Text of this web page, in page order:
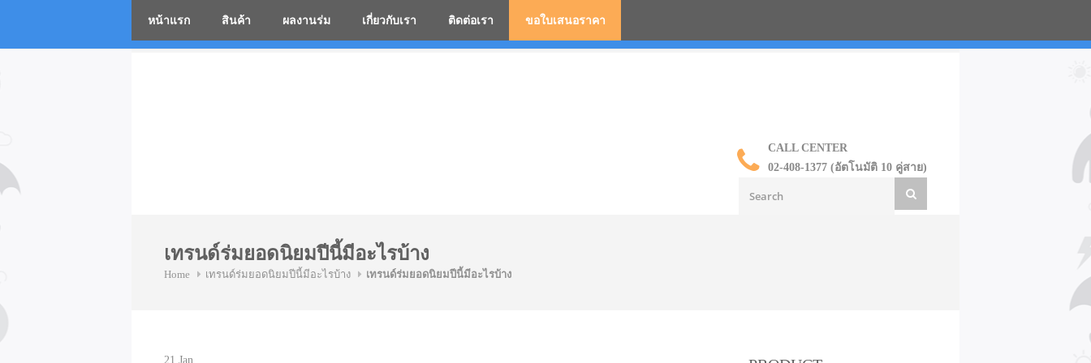
CALL CENTER
02-408-1377 (อัตโนมัติ 10 คู่สาย)
หน้าแรก สินค้า ผลงานร่ม เกี่ยวกับเรา ติดต่อเรา ขอใบเสนอราคา
เทรนด์ร่มยอดนิยมปีนี้มีอะไรบ้าง
Home เทรนด์ร่มยอดนิยมปีนี้มีอะไรบ้าง เทรนด์ร่มยอดนิยมปีนี้มีอะไรบ้าง
21 Jan
โรงงานร่มสกรีนโลโก้ ร่มพรีเมี่ยม ร่มตอนเดียว ร่มกอล์ฟ ร่มกลับด้าน ราคาส่ง